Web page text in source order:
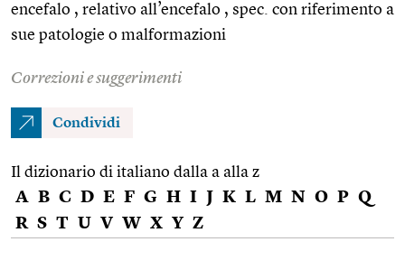
encefalo , relativo all’encefalo , spec. con riferimento a
sue patologie o malformazioni
Correzioni e suggerimenti
Condividi
Il dizionario di italiano dalla a alla z
A B C D E F G H I J K L M N O P Q
R S T U V W X Y Z